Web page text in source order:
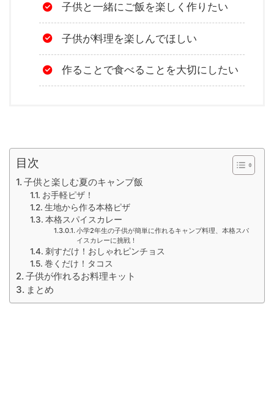
子供と一緒にご飯を楽しく作りたい
子供が料理を楽しんでほしい
作ることで食べることを大切にしたい
目次
子供と楽しむ夏のキャンプ飯
お手軽ピザ！
生地から作る本格ピザ
本格スパイスカレー
小学2年生の子供が簡単に作れるキャンプ料理、本格スパ
イスカレーに挑戦！
刺すだけ！おしゃれピンチョス
巻くだけ！タコス
子供が作れるお料理キット
まとめ